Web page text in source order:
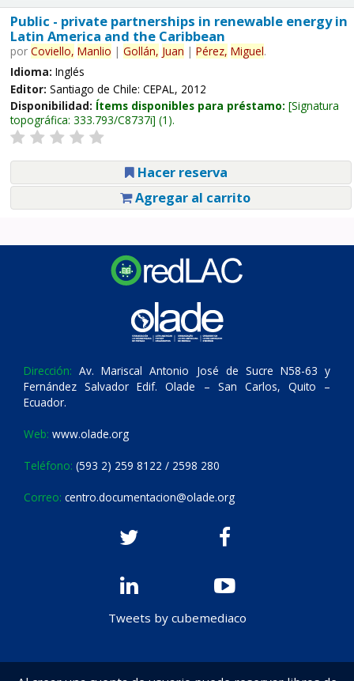
Public - private partnerships in renewable energy in
Latin America and the Caribbean
por Coviello, Manlio | Gollán, Juan | Pérez, Miguel.
Idioma: Inglés
Editor: Santiago de Chile: CEPAL, 2012
Disponibilidad: Ítems disponibles para préstamo: Signatura
topográfica: 333.793/C8737i (1).
Hacer reserva
Agregar al carrito
Dirección: Av. Mariscal Antonio José de Sucre N58-63 y
Fernández Salvador Edif. Olade – San Carlos, Quito –
Ecuador.
Web: www.olade.org
Teléfono: (593 2) 259 8122 / 2598 280
Correo: centro.documentacion@olade.org
Tweets by cubemediaco